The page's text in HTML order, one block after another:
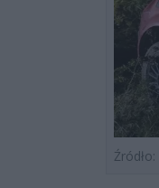
Źródło: